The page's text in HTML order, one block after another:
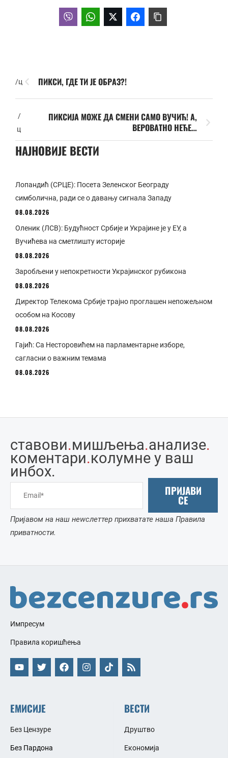
/ц ПИКСИ, ГДЕ ТИ ЈЕ ОБРАЗ?!
/
ц
ПИКСИЈА МОЖЕ ДА СМЕНИ САМО ВУЧИЋ! А,
ВЕРОВАТНО НЕЋЕ…
НАЈНОВИЈЕ ВЕСТИ
Лопандић (СРЦЕ): Посета Зеленског Београду
симболична, ради се о давању сигнала Западу
08.08.2026
Оленик (ЛСВ): Будућност Србије и Украјине је у ЕУ, а
Вучићева на сметлишту историје
08.08.2026
Заробљени у непокретности Украјинског рубикона
08.08.2026
Директор Телекома Србије трајно проглашен непожељном
особом на Косову
08.08.2026
Гајић: Са Несторовићем на парламентарне изборе,
сагласни о важним темама
08.08.2026
ставови.мишљења.анализе.
коментари.колумне у ваш
инбоx.
ПРИЈАВИ
СЕ
Пријавом на наш неwслеттер прихватате наша Правила
приватности.
Импресум
Правила коришћења
ЕМИСИЈЕ
Без Цензуре
Без Пардона
ВЕСТИ
Друштво
Економија